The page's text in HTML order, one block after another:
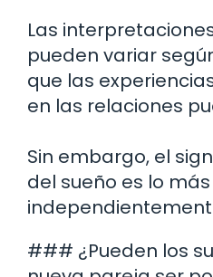
Las
pueden variar
que las
en las relaciones
Sin embargo, el
del sueño es lo
### ¿Pueden los